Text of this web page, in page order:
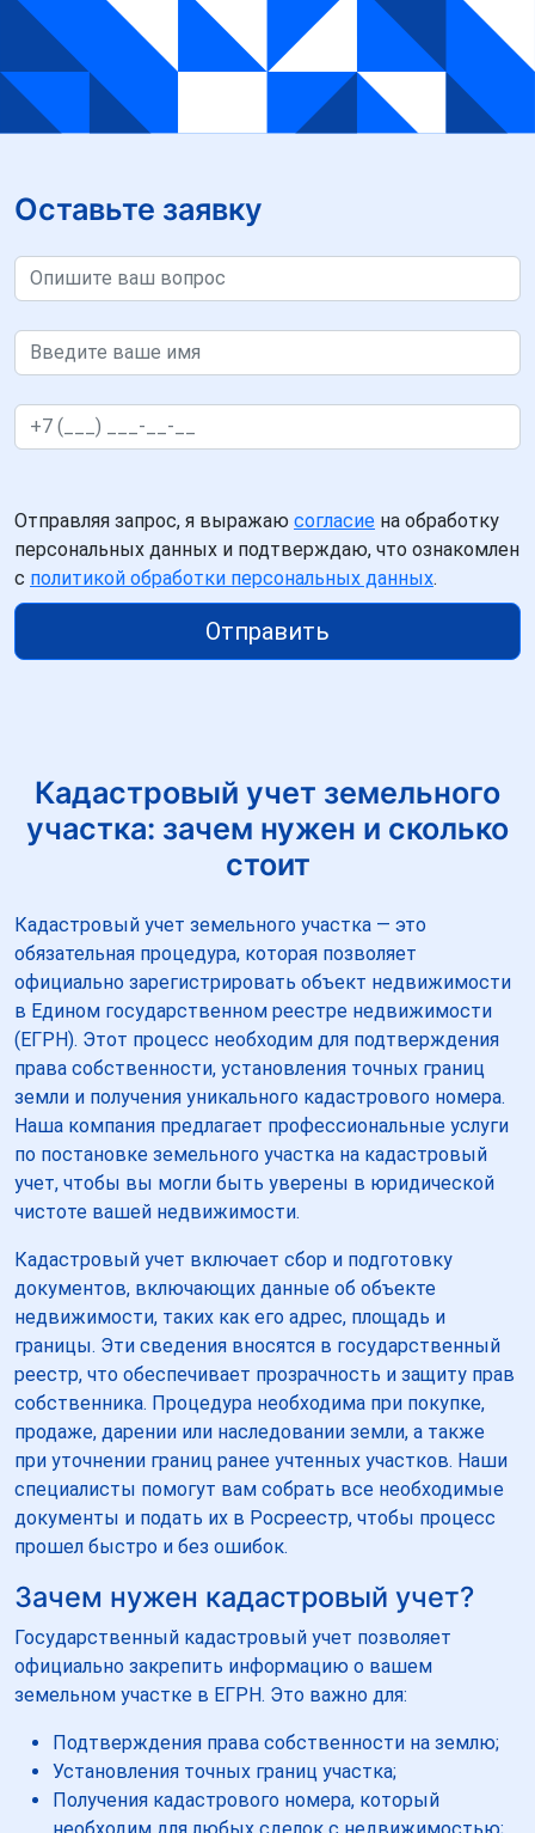
Оставьте заявку
Отправляя запрос, я выражаю согласие на обработку
персональных данных и подтверждаю, что ознакомлен
с политикой обработки персональных данных.
Отправить
Кадастровый учет земельного
участка: зачем нужен и сколько
стоит
Кадастровый учет земельного участка — это
обязательная процедура, которая позволяет
официально зарегистрировать объект недвижимости
в Едином государственном реестре недвижимости
(ЕГРН). Этот процесс необходим для подтверждения
права собственности, установления точных границ
земли и получения уникального кадастрового номера.
Наша компания предлагает профессиональные услуги
по постановке земельного участка на кадастровый
учет, чтобы вы могли быть уверены в юридической
чистоте вашей недвижимости.
Кадастровый учет включает сбор и подготовку
документов, включающих данные об объекте
недвижимости, таких как его адрес, площадь и
границы. Эти сведения вносятся в государственный
реестр, что обеспечивает прозрачность и защиту прав
собственника. Процедура необходима при покупке,
продаже, дарении или наследовании земли, а также
при уточнении границ ранее учтенных участков. Наши
специалисты помогут вам собрать все необходимые
документы и подать их в Росреестр, чтобы процесс
прошел быстро и без ошибок.
Зачем нужен кадастровый учет?
Государственный кадастровый учет позволяет
официально закрепить информацию о вашем
земельном участке в ЕГРН. Это важно для:
Подтверждения права собственности на землю;
Установления точных границ участка;
Получения кадастрового номера, который
необходим для любых сделок с недвижимостью;